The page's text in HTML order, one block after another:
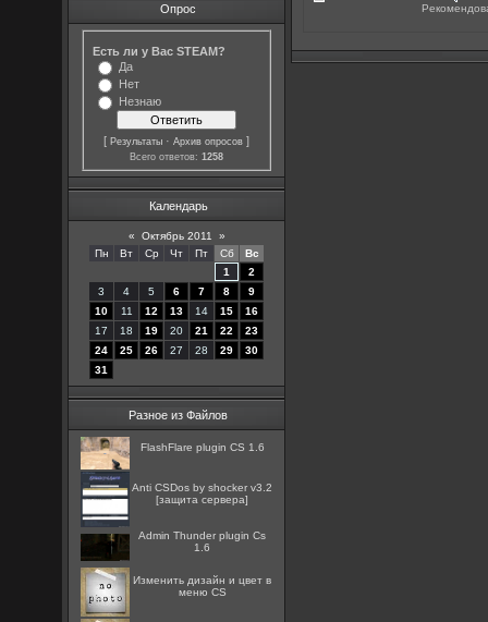
Опрос
Есть ли у Вас STEAM?
Да
Нет
Незнаю
[Результаты ·Архив опросов ]
Всего ответов:1258
Календарь
« Октябрь 2011
»
Пн
Вт Ср Чт Пт Сб
Вс
1
2
3
4 5 6 7 8
9
10
11 12 13 14 15
16
17
18 19 20 21 22
23
24
25 26 27 28 29
30
31
Разное из Файлов
FlashFlare plugin CS 1.6
Anti CSDos by shocker v3.2
[защита сервера]
Admin Thunder plugin Cs
1.6
Изменить дизайн и цвет в
меню CS